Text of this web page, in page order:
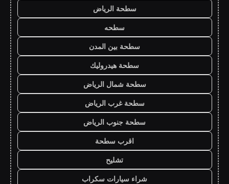
سطحة الرياض
سطحه
سطحة بين المدن
سطحة هيدروليك
سطحة شمال الرياض
سطحة غرب الرياض
سطحة جنوب الرياض
اقرب سطحة
تشليح
شراء سيارات سكراب